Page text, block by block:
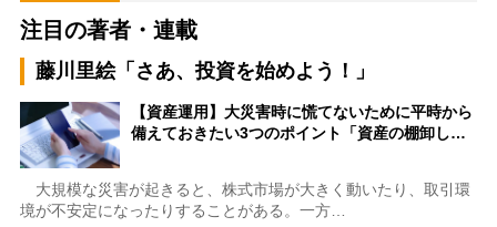
注目の著者・連載
藤川里絵「さあ、投資を始めよう！」
【資産運用】大災害時に慌てないために平時から
備えておきたい3つのポイント「資産の棚卸し…
大規模な災害が起きると、株式市場が大きく動いたり、取引環
境が不安定になったりすることがある。一方…